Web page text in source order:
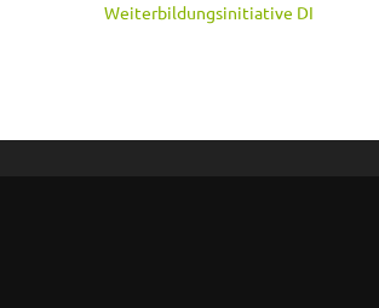
Weiterbildungsinitiative DI